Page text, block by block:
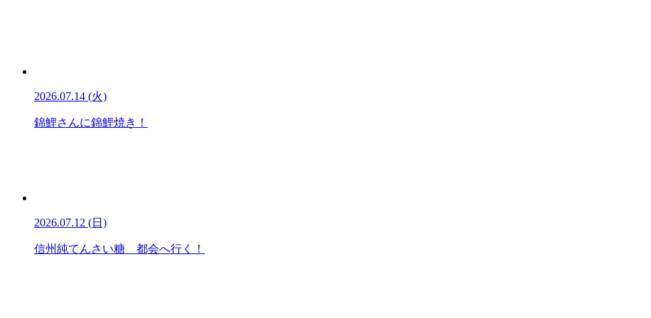
2026.07.14 (火)
錦鯉さんに錦鯉焼き！
2026.07.12 (日)
信州純てんさい糖 都会へ行く！